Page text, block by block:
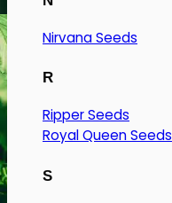
Nirvana Seeds
R
Ripper Seeds
Royal Queen Seeds
S